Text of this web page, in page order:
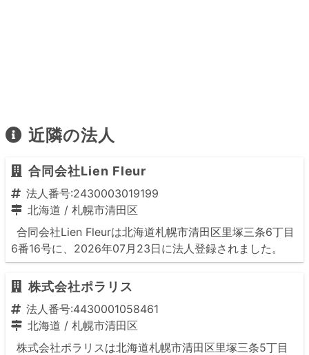
近隣の法人
合同会社Lien Fleur
法人番号:2430003019199
北海道 / 札幌市清田区
合同会社Lien Fleurは北海道札幌市清田区里塚三条6丁目
6番16号に、2026年07月23日に法人登録されました。
株式会社ポラリス
法人番号:4430001058461
北海道 / 札幌市清田区
株式会社ポラリスは北海道札幌市清田区里塚三条5丁目